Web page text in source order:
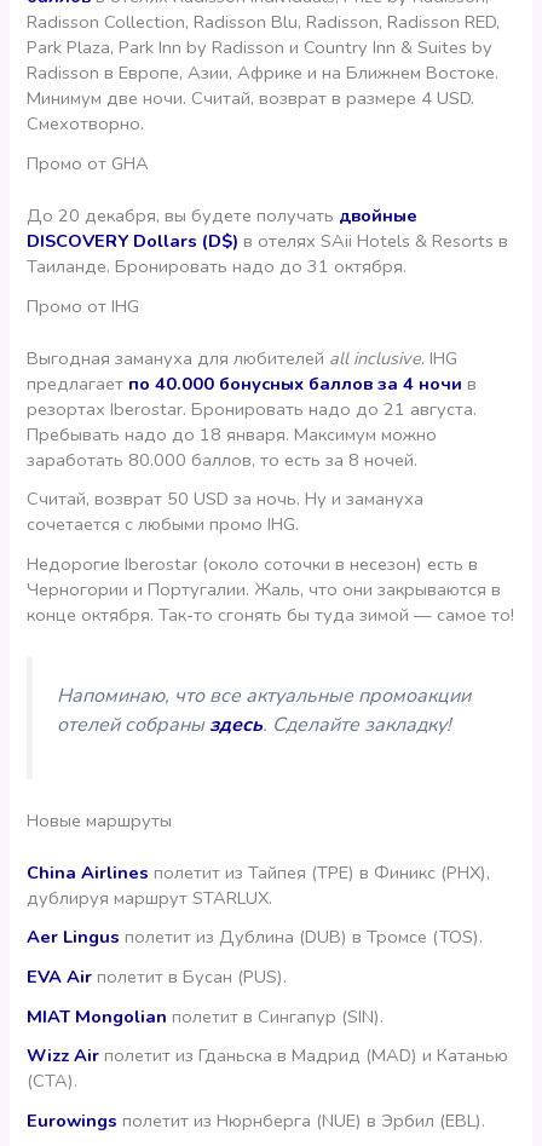
Radisson Collection, Radisson Blu, Radisson, Radisson RED,
Park Plaza, Park Inn by Radisson и Country Inn & Suites by
Radisson в Европе, Азии, Африке и на Ближнем Востоке.
Минимум две ночи. Считай, возврат в размере 4 USD.
Смехотворно.
Промо от GHA
До 20 декабря, вы будете получать двойные
DISCOVERY Dollars (D$)в отелях SAii Hotels & Resorts в
Таиланде. Бронировать надо до 31 октября.
Промо от IHG
Выгодная замануха для любителей all inclusive. IHG
предлагает по 40.000 бонусных баллов за 4 ночи в
резортах Iberostar. Бронировать надо до 21 августа.
Пребывать надо до 18 января. Максимум можно
заработать 80.000 баллов, то есть за 8 ночей.
Считай, возврат 50 USD за ночь. Ну и замануха
сочетается с любыми промо IHG.
Недорогие Iberostar (около соточки в несезон) есть в
Черногории и Португалии. Жаль, что они закрываются в
конце октября. Так-то сгонять бы туда зимой — самое то!
Напоминаю, что все актуальные промоакции
отелей собраныздесь. Сделайте закладку!
Новые маршруты
China Airlines полетит из Тайпея (TPE) в Финикс (PHX),
дублируя маршрут STARLUX.
Aer Lingusполетит из Дублина (DUB) в Тромсe (TOS).
EVA Air полетит в Бусан (PUS).
MIAT Mongolianполетит в Сингапур (SIN).
Wizz Air полетит из Гданьска в Мадрид (MAD) и Катанью
(CTA).
Eurowingsполетит из Нюрнберга (NUE) в Эрбил (EBL).